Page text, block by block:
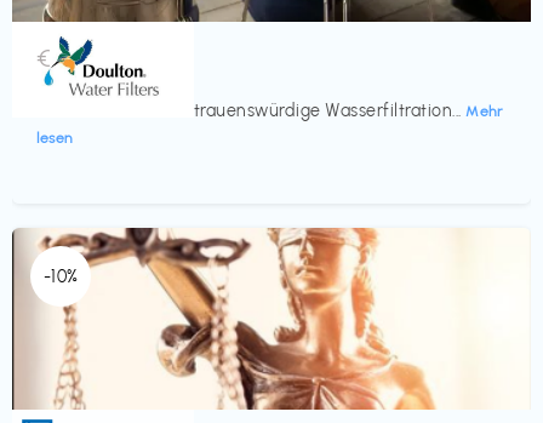
Küche & Haushalt
Doulton
Seit 200 Jahren vertrauenswürdige Wasserfiltration... Mehr
lesen
€‎
-10%